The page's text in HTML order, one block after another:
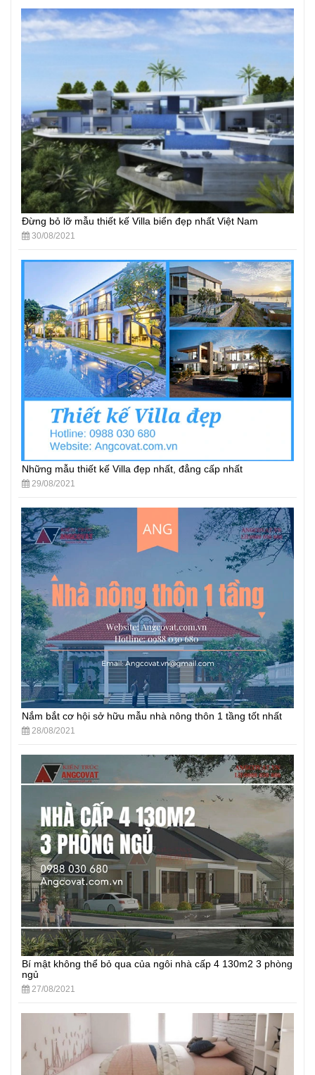
Đừng bỏ lỡ mẫu thiết kế Villa biển đẹp nhất Việt Nam
30/08/2021
Những mẫu thiết kế Villa đẹp nhất, đẳng cấp nhất
29/08/2021
Nắm bắt cơ hội sở hữu mẫu nhà nông thôn 1 tầng tốt nhất
28/08/2021
Bí mật không thể bỏ qua của ngôi nhà cấp 4 130m2 3 phòng
ngủ
27/08/2021